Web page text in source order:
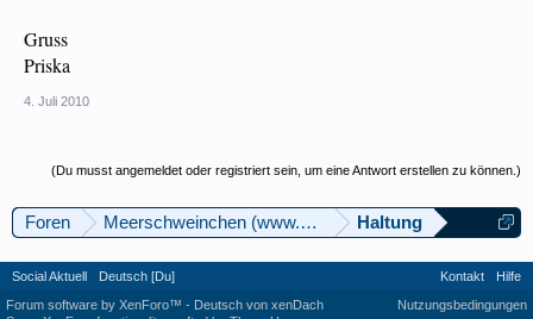
Gruss
Priska
4. Juli 2010
(Du musst angemeldet oder registriert sein, um eine Antwort erstellen zu können.)
Foren Meerschweinchen (www.meerschweinforum.ch)
Haltung
Social Aktuell Deutsch [Du] Kontakt
Hilfe
Nutzungsbedingungen
Forum software by XenForo™ - Deutsch von xenDach